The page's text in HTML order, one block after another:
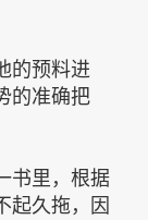
的预料进
的准确把
书里，根据
起久拖，因